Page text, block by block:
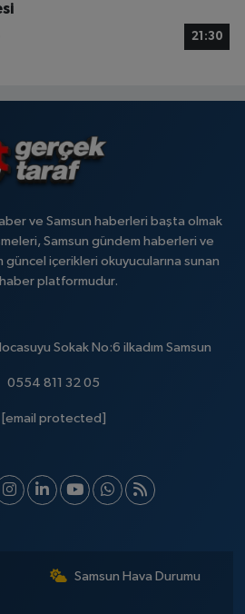
21:30
ve Samsun haberleri başta olmak
Samsun gündem haberleri ve
güncel içerikleri okuyucularına sunan
platformudur.
Sokak No:6 ilkadım Samsun
0554 811 32 05
[email protected]
Samsun Hava Durumu